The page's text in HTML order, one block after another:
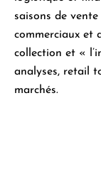
saisons de
commerciaux et
collection et «
analyses, retail
marchés.